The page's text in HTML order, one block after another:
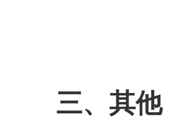
三、其他